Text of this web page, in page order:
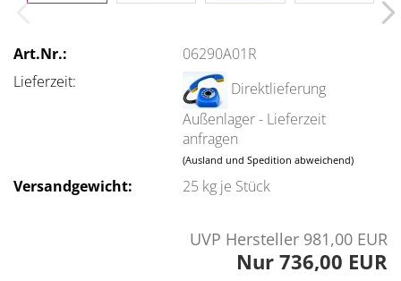
Art.Nr.:
06290A01R
Lieferzeit:
Direktlieferung
Außenlager - Lieferzeit
anfragen
(Ausland und Spedition abweichend)
Versandgewicht: 25 kg je Stück
UVP Hersteller 981,00 EUR
Nur 736,00 EUR